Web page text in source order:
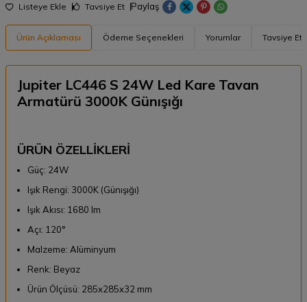
Listeye Ekle Tavsiye Et Paylaş
Ürün Açıklaması Ödeme Seçenekleri Yorumlar Tavsiye Et
Jupiter LC446 S 24W Led Kare Tavan
Armatürü 3000K Günışığı
ÜRÜN ÖZELLİKLERİ
Güç: 24W
Işık Rengi: 3000K (Günışığı)
Işık Akısı: 1680 lm
Açı: 120°
Malzeme: Alüminyum
Renk: Beyaz
Ürün Ölçüsü: 285x285x32 mm